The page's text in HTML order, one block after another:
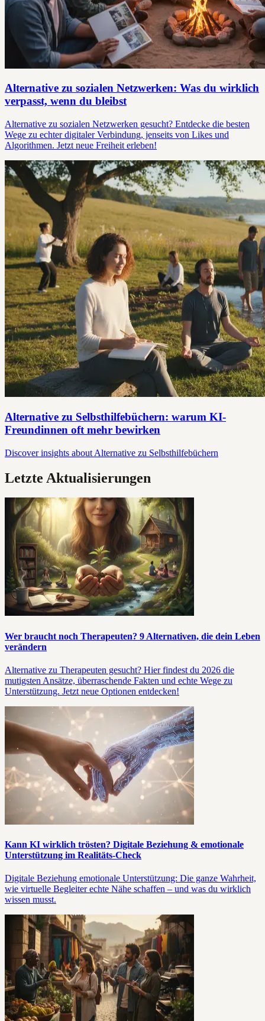
Alternative zu sozialen Netzwerken: Was du wirklich
verpasst, wenn du bleibst
Alternative zu sozialen Netzwerken gesucht? Entdecke die besten
Wege zu echter digitaler Verbindung, jenseits von Likes und
Algorithmen. Jetzt neue Freiheit erleben!
Alternative zu Selbsthilfebüchern: warum KI-
Freundinnen oft mehr bewirken
Discover insights about Alternative zu Selbsthilfebüchern
Letzte Aktualisierungen
Wer braucht noch Therapeuten? 9 Alternativen, die dein Leben
verändern
Alternative zu Therapeuten gesucht? Hier findest du 2026 die
mutigsten Ansätze, überraschende Fakten und echte Wege zu
Unterstützung. Jetzt neue Optionen entdecken!
Kann KI wirklich trösten? Digitale Beziehung & emotionale
Unterstützung im Realitäts-Check
Digitale Beziehung emotionale Unterstützung: Die ganze Wahrheit,
wie virtuelle Begleiter echte Nähe schaffen – und was du wirklich
wissen musst.